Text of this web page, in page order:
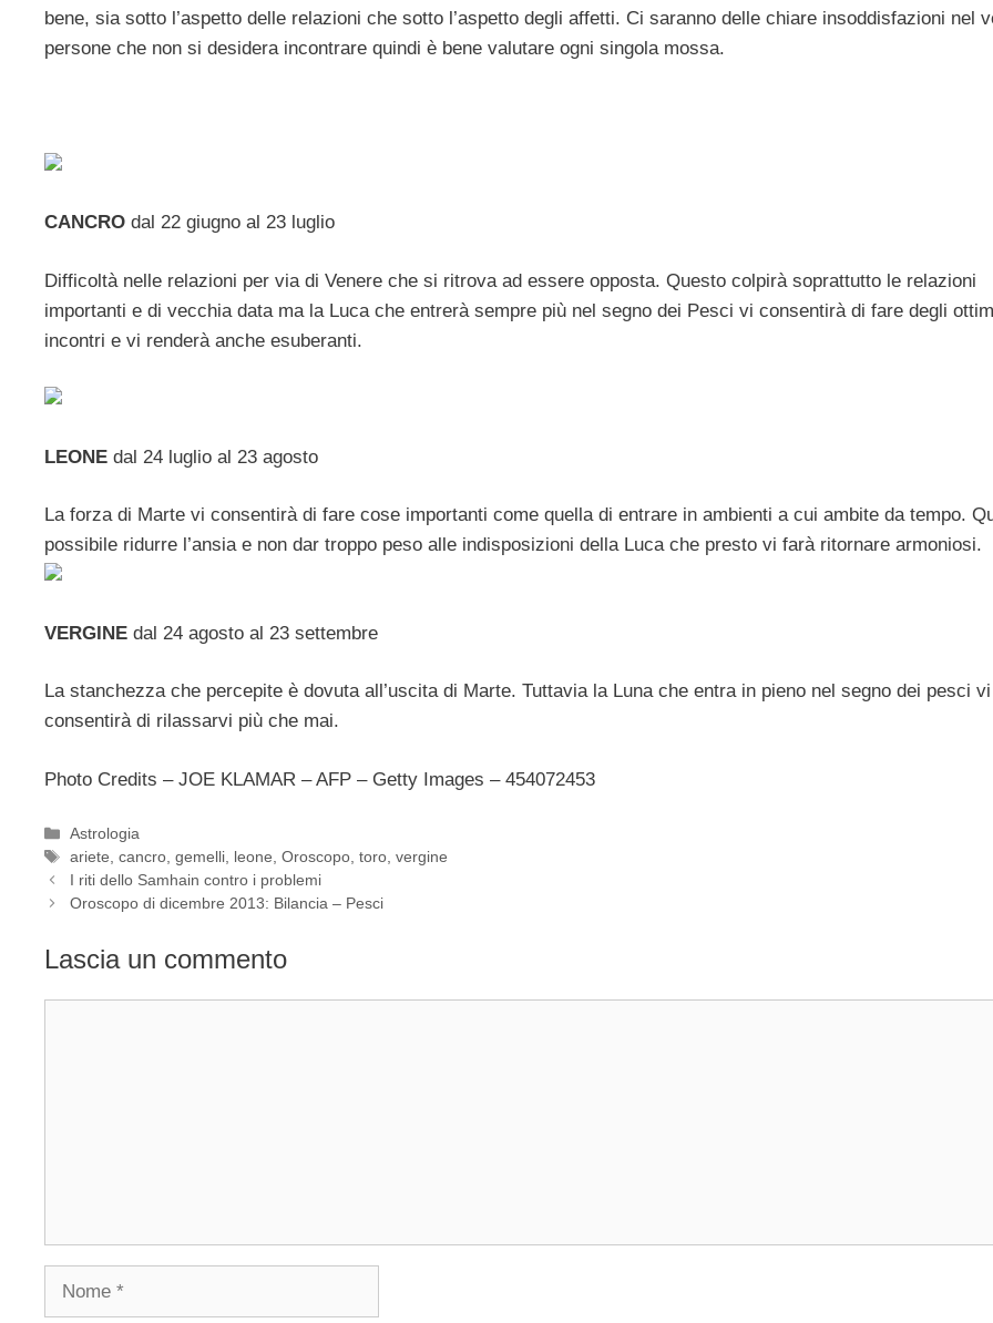
bene, sia sotto l’aspetto delle relazioni che sotto l’aspetto degli affetti. Ci saranno delle chiare insoddisfazioni nel
persone che non si desidera incontrare quindi è bene valutare ogni singola mossa.
CANCRO dal 22 giugno al 23 luglio
Difficoltà nelle relazioni per via di Venere che si ritrova ad essere opposta. Questo colpirà soprattutto le relazioni
importanti e di vecchia data ma la Luca che entrerà sempre più nel segno dei Pesci vi consentirà di fare degli
incontri e vi renderà anche esuberanti.
LEONE dal 24 luglio al 23 agosto
La forza di Marte vi consentirà di fare cose importanti come quella di entrare in ambienti a cui ambite da tempo.
possibile ridurre l’ansia e non dar troppo peso alle indisposizioni della Luca che presto vi farà ritornare armoniosi.
VERGINE dal 24 agosto al 23 settembre
La stanchezza che percepite è dovuta all’uscita di Marte. Tuttavia la Luna che entra in pieno nel segno dei pesci vi
consentirà di rilassarvi più che mai.
Photo Credits – JOE KLAMAR – AFP – Getty Images – 454072453
Categorie
Astrologia
Tag
ariete,cancro,gemelli, leone,Oroscopo,toro,vergine
I riti dello Samhain contro i problemi
Oroscopo di dicembre 2013: Bilancia – Pesci
Lascia un commento